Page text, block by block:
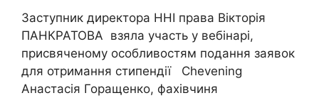
Заступник директора ННІ права Вікторія
ПАНКРАТОВА взяла участь у вебінарі,
присвяченому особливостям подання заявок
для отримання стипендії Chevening
Анастасія Горащенко, фахівчиня